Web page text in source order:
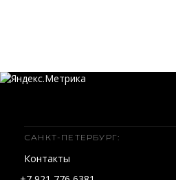
САНКТ-ПЕТЕРБУРГ:
Контакты